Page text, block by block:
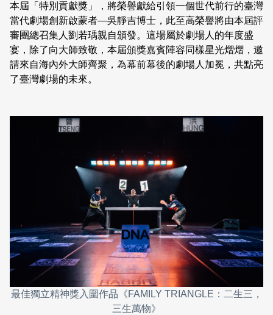
本屆「特別貢獻獎」，將榮譽獻給引領一個世代前行的臺灣
當代劇場創新啟蒙者—吳靜吉博士，此至高榮譽將由本屆評
審團總召集人劉若瑀親自頒發。這場屬於劇場人的年度盛
宴，除了向大師致敬，本屆頒獎嘉賓陣容同樣星光熠熠，邀
請來自海內外大師齊聚，為幕前幕後的劇場人加冕，共點亮
了臺灣劇場的未來。
最佳獨立精神獎入圍作品《FAMILY TRIANGLE：二生三，
三生萬物》